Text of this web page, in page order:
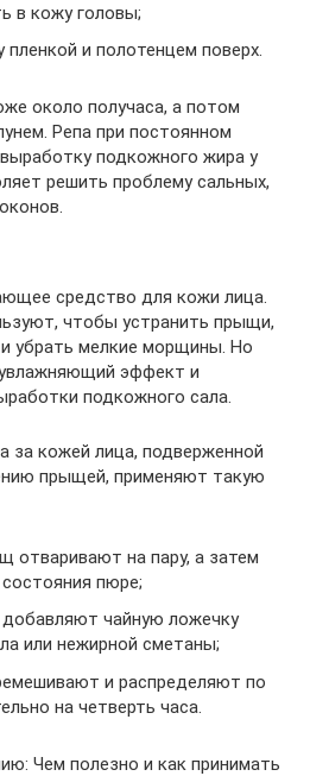
в кожу головы;
пленкой и полотенцем поверх.
около получаса, а потом
Репа при постоянном
подкожного жира у
решить проблему сальных,
средство для кожи лица.
чтобы устранить прыщи,
убрать мелкие морщины. Но
эффект и
подкожного сала.
за кожей лица, подверженной
прыщей, применяют такую
отваривают на пару, а затем
пюре;
чайную ложечку
или нежирной сметаны;
и распределяют по
на четверть часа.
Чем полезно и как принимать